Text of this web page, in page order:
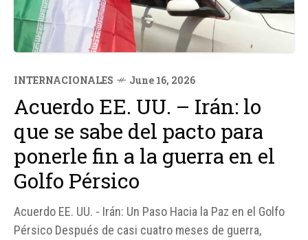
INTERNACIONALES June 16, 2026
Acuerdo EE. UU. – Irán: lo
que se sabe del pacto para
ponerle fin a la guerra en el
Golfo Pérsico
Acuerdo EE. UU. - Irán: Un Paso Hacia la Paz en el Golfo
Pérsico Después de casi cuatro meses de guerra,